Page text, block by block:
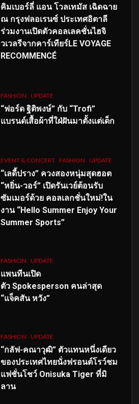
คิมเบอร์ลี่ แอน โวลเทมัส เฉิดฉาย
ณ กรุงฟลอเรนซ์ ประเทศอิตาลี
ร่วมงานเปิดตัวคอลเลคชั่นไฮจิ
วเวลรีจากคาร์เทียร์LE VOYAGE
RECOMMENCÉ
FASHION UPDATE
“ฟอร์ด ฐิติพงษ์” กับ “Trofi”
แบรนด์เสื้อผ้าที่ใฝ่ฝันมาตั้งแต่เด็ก
EVENT & CONCERT FASHION UPDATE
“เลดี้ปราง” ควงสองหนุ่มสุดฮอต
“หยิ่น-วอร์” เปิดรันเวย์ต้อนรับ
ซัมเมอร์ด้วย คอลเลกชั่นใหม่!ใน
งาน “Hello Summer Enjoy Your
Summer Sports”
FASHION UPDATE
แพนทีนเปิด
ตัว Spokesperson คนล่าสุด
“แจ็คสัน หวัง”
FASHION UPDATE
“กลัฟ-คณาวุฒิ” ตัวแทนหนึ่งเดียว
ของประเทศไทยนั่งฟรอนต์โรว์ชม
แฟชั่นโชว์ Onisuka Tiger ที่มิ
ลาน